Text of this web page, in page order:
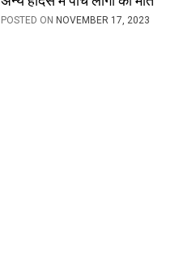
POSTED ON NOVEMBER 17, 2023